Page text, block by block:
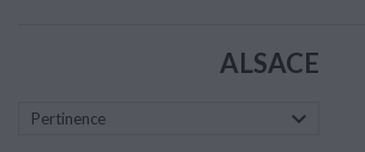
ALSACE
Pertinence 